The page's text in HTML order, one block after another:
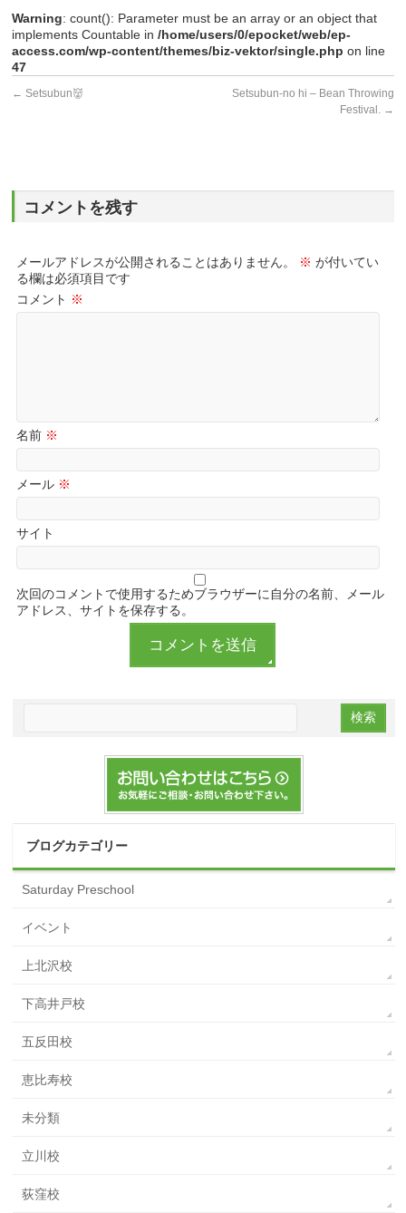
Warning: count(): Parameter must be an array or an object that
implements Countable in/home/users/0/epocket/web/ep-
access.com/wp-content/themes/biz-vektor/single.php on line
47
← Setsubun👹
Setsubun-no hi – Bean Throwing
Festival. →
コメントを残す
メールアドレスが公開されることはありません。 ※ が付いてい
る欄は必須項目です
コメント ※
名前 ※
メール ※
サイト
次回のコメントで使用するためブラウザーに自分の名前、メール
アドレス、サイトを保存する。
ブログカテゴリー
Saturday Preschool
イベント
上北沢校
下高井戸校
五反田校
恵比寿校
未分類
立川校
荻窪校